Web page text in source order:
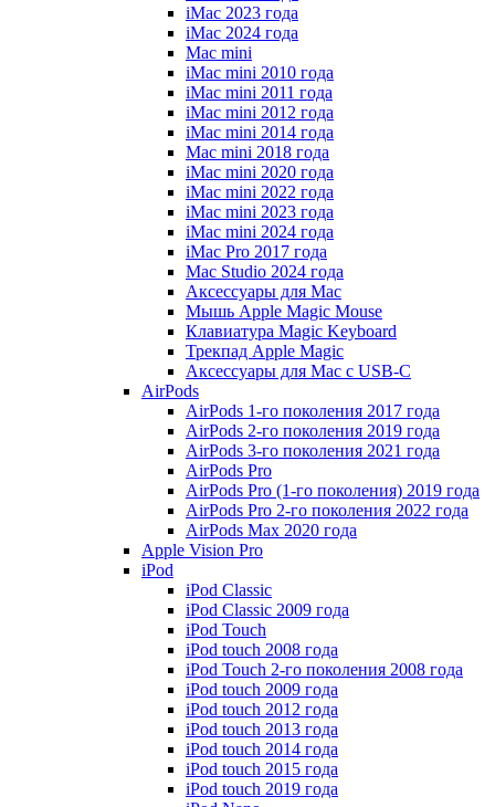
iMac 2023 года
iMac 2024 года
Mac mini
iMac mini 2010 года
iMac mini 2011 года
iMac mini 2012 года
iMac mini 2014 года
Mac mini 2018 года
iMac mini 2020 года
iMac mini 2022 года
iMac mini 2023 года
iMac mini 2024 года
iMac Pro 2017 года
Mac Studio 2024 года
Аксессуары для Mac
Мышь Apple Magic Mouse
Клавиатура Magic Keyboard
Трекпад Apple Magic
Аксессуары для Mac с USB-C
AirPods
AirPods 1-го поколения 2017 года
AirPods 2-го поколения 2019 года
AirPods 3-го поколения 2021 года
AirPods Pro
AirPods Pro (1-го поколения) 2019 года
AirPods Pro 2-го поколения 2022 года
AirPods Max 2020 года
Apple Vision Pro
iPod
iPod Classic
iPod Classic 2009 года
iPod Touch
iPod touch 2008 года
iPod Touch 2-го поколения 2008 года
iPod touch 2009 года
iPod touch 2012 года
iPod touch 2013 года
iPod touch 2014 года
iPod touch 2015 года
iPod touch 2019 года